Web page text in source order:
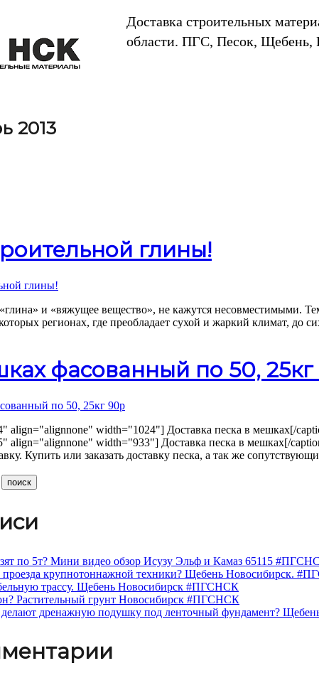
Доставка строительных
области. ПГС, Песок, Щебень,
2013
глины!
и «вяжущее вещество», не кажутся несовместимыми.
регионах, где преобладает сухой и жаркий климат, до
фасованный по 50,
align="alignnone" width="1024"] Доставка песка в мешках[/
align="alignnone" width="933"] Доставка песка в мешках[/
Купить или заказать доставку песка, а так же
по 5т? Мини видео обзор Исузу Эльф и Камаз 65115
проезда крупнотоннажной техники? Щебень Новосибирск.
трассу. Щебень Новосибирск #ПГСНСК
Растительный грунт Новосибирск #ПГСНСК
делают дренажную подушку под ленточный фундамент?